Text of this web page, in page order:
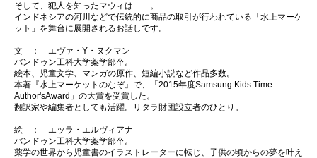
そして、犯人を知ったマウィは……。
インドネシアの河川などで伝統的に商品の取引が行われている「水上マーケ
ット」を舞台に展開されるお話しです。
文 ： エヴァ・Y・ヌクマン
バンドゥン工科大学薬学部卒。
絵本、児童文学、マンガの原作、短編小説など作品多数。
本著『水上マーケットのなぞ』で、「2015年度Samsung Kids Time
Author'sAward」の大賞を受賞した。
翻訳家や編集者としても活躍。リタラ財団設立者のひとり。
絵 ： エッラ・エルヴィアナ
バンドゥン工科大学薬学部卒。
薬学の世界から児童書のイラストレーターに転じ、子供の頃からの夢を叶え